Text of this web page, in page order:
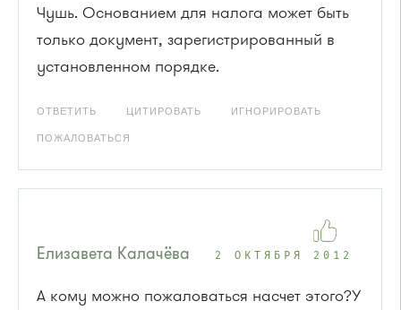
Чушь. Основанием для налога может быть
только документ, зарегистрированный в
установленном порядке.
ОТВЕТИТЬ ЦИТИРОВАТЬ ИГНОРИРОВАТЬ
ПОЖАЛОВАТЬСЯ
Елизавета Калачёва 2 ОКТЯБРЯ 2012
А кому можно пожаловаться насчет этого?У